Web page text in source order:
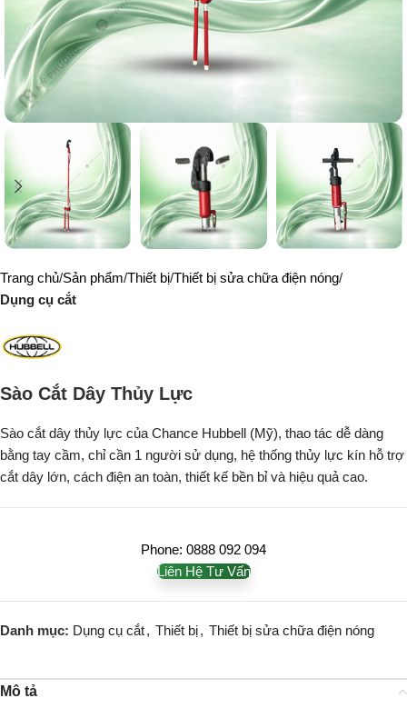
Trang chủ Sản phẩm Thiết bị Thiết bị sửa chữa điện nóng
Dụng cụ cắt
Sào Cắt Dây Thủy Lực
Sào cắt dây thủy lực của Chance Hubbell (Mỹ), thao tác dễ dàng
bằng tay cầm, chỉ cần 1 người sử dụng, hệ thống thủy lực kín hỗ trợ
cắt dây lớn, cách điện an toàn, thiết kế bền bỉ và hiệu quả cao.
Phone: 0888 092 094
Liên Hệ Tư Vấn
Danh mục: Dụng cụ cắt, Thiết bị, Thiết bị sửa chữa điện nóng
Mô tả